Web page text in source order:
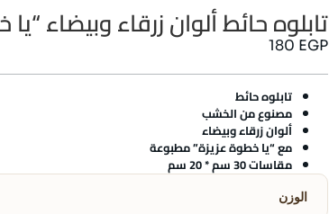
تابلوه حائط ألوان زرقاء وبيضاء
180 EGP
تابلوه حائط
مصنوع من الخشب
ألوان زرقاء وبيضاء
مع “يا خطوة عزيزة” مطبوعة
مقاسات 30 سم * 20 سم
الوزن